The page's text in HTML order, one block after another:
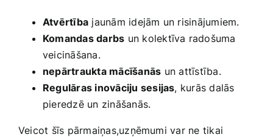
Atvērtība jaunām idejām​ un risinājumiem.
Komandas darbs un ‌kolektīva radošuma‌
veicināšana.
nepārtraukta mācīšanās un ⁤attīstība.
Regulāras inovāciju sesijas, kurās dalās
pieredzē un zināšanās.
Veicot šīs‍ pārmaiņas,uzņēmumi var ne ​tikai